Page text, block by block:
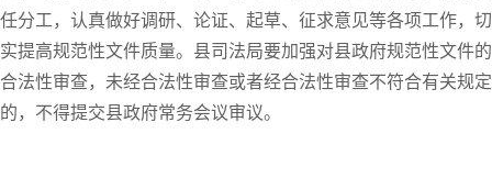
任分工，认真做好调研、论证、起草、征求意见等各项工作，切
实提高规范性文件质量。县司法局要加强对县政府规范性文件的
合法性审查，未经合法性审查或者经合法性审查不符合有关规定
的，不得提交县政府常务会议审议。